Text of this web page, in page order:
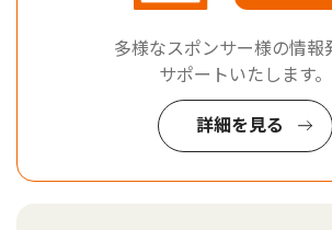
多様なスポンサー様の情報
サポートいたします。
詳細を見る